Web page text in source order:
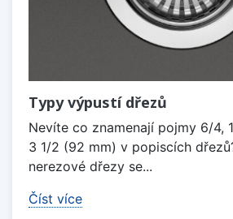
Typy výpustí dřezů
Nevíte co znamenají pojmy 6/4,
3 1/2 (92 mm) v popiscích
nerezové dřezy se...
Číst více